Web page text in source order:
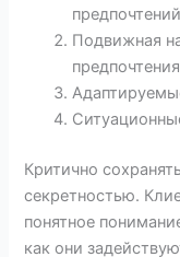
предпочтений
Подвижная
Критично
секретностью.
понятное
как они